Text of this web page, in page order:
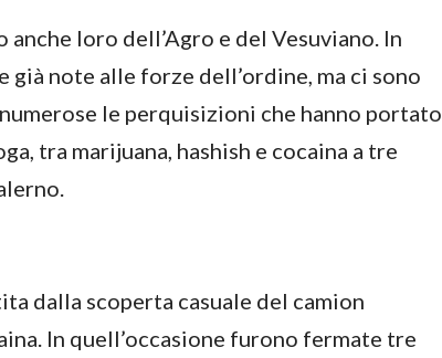
loro dell’Agro e del Vesuviano. In
note alle forze dell’ordine, ma ci sono
le perquisizioni che hanno portato
tra marijuana, hashish e cocaina a tre
dalla scoperta casuale del camion
In quell’occasione furono fermate tre